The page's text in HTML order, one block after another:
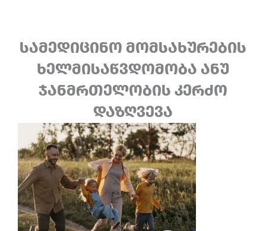
სამედიცინო მომსახურების
ხელმისაწვდომობა ანუ
ჯანმრთელობის კერძო
დაზღვევა